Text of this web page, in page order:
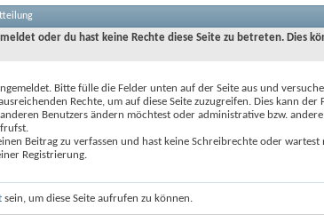
oder du hast keine Rechte diese Seite zu betreten. Dies
Bitte fülle die Felder unten auf der Seite aus und
Rechte, um auf diese Seite zuzugreifen. Dies kann der
anderen Benutzers ändern möchtest oder administrative bzw.
Beitrag zu verfassen und hast keine Schreibrechte oder wartest
Registrierung.
sein, um diese Seite aufrufen zu können.